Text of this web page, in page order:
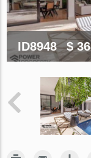
ID8948 $